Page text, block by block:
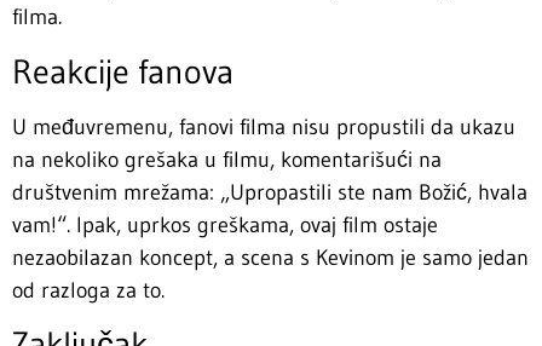
filma.
Reakcije fanova
U međuvremenu, fanovi filma nisu propustili da ukazu
na nekoliko grešaka u filmu, komentarišući na
društvenim mrežama: „Upropastili ste nam Božić, hvala
vam!“. Ipak, uprkos greškama, ovaj film ostaje
nezaobilazan koncept, a scena s Kevinom je samo jedan
od razloga za to.